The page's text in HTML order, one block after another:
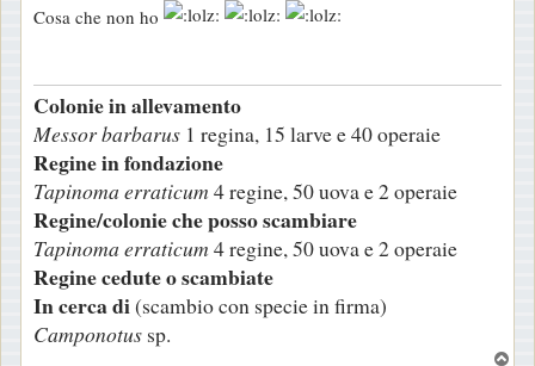
s
a
g
g
i
o
Cosa che non ho
Colonie in allevamento
Messor barbarus 1 regina, 15 larve e 40 operaie
Regine in fondazione
Tapinoma erraticum 4 regine, 50 uova e 2 operaie
Regine/colonie che posso scambiare
Tapinoma erraticum 4 regine, 50 uova e 2 operaie
Regine cedute o scambiate
In cerca di(scambio con specie in firma)
Camponotus sp.